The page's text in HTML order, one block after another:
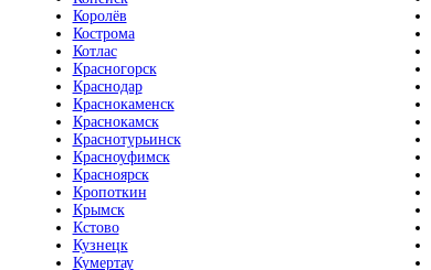
Королёв
Кострома
Котлас
Красногорск
Краснодар
Краснокаменск
Краснокамск
Краснотурьинск
Красноуфимск
Красноярск
Кропоткин
Крымск
Кстово
Кузнецк
Кумертау